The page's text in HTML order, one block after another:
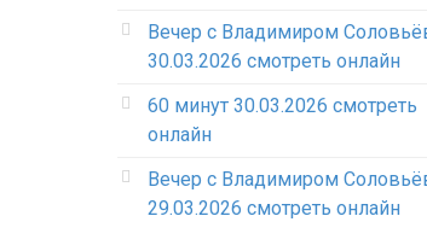
Вечер с Владимиром
30.03.2026 смотреть онлайн
60 минут 30.03.2026 смотреть
онлайн
Вечер с Владимиром
29.03.2026 смотреть онлайн